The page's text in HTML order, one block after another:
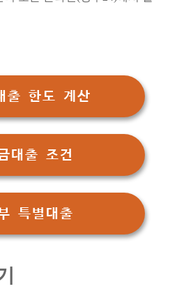
출 한도 계산
대출 조건
특별대출